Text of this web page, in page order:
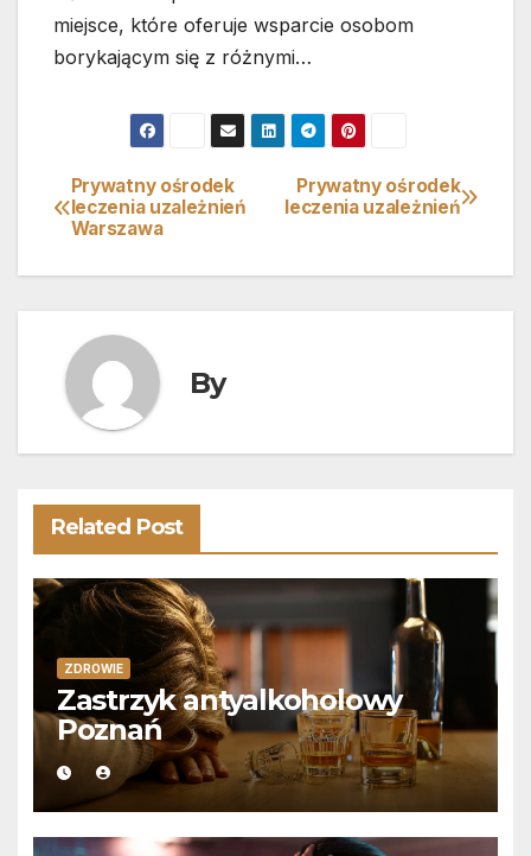
miejsce, które oferuje wsparcie osobom
borykającym się z różnymi…
Nawigacja
wpisu
Prywatny ośrodek
leczenia uzależnień
Prywatny ośrodek
leczenia uzależnień
Warszawa
By
Related Post
ZDROWIE
Zastrzyk antyalkoholowy
Poznań